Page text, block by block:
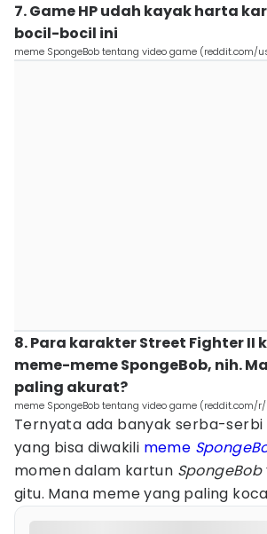
7. Game HP udah kayak harta
bocil-bocil ini
meme SpongeBob tentang video game
8. Para karakter Street Fighter II
meme-meme SpongeBob, nih.
paling akurat?
meme SpongeBob tentang video game (reddit.com/
Ternyata ada banyak serba-serbi
yang bisa diwakili meme
momen dalam kartun SpongeBob
gitu. Mana meme yang paling